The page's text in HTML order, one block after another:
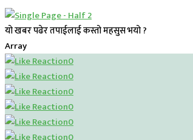
यो खबर पढेर तपाईलाई कस्तो महसुस भयो ?
Array
0
0
0
0
0